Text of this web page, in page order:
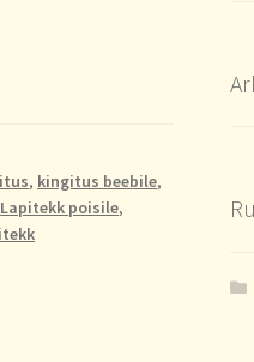
, kingitus beebile,
Lapitekk poisile,